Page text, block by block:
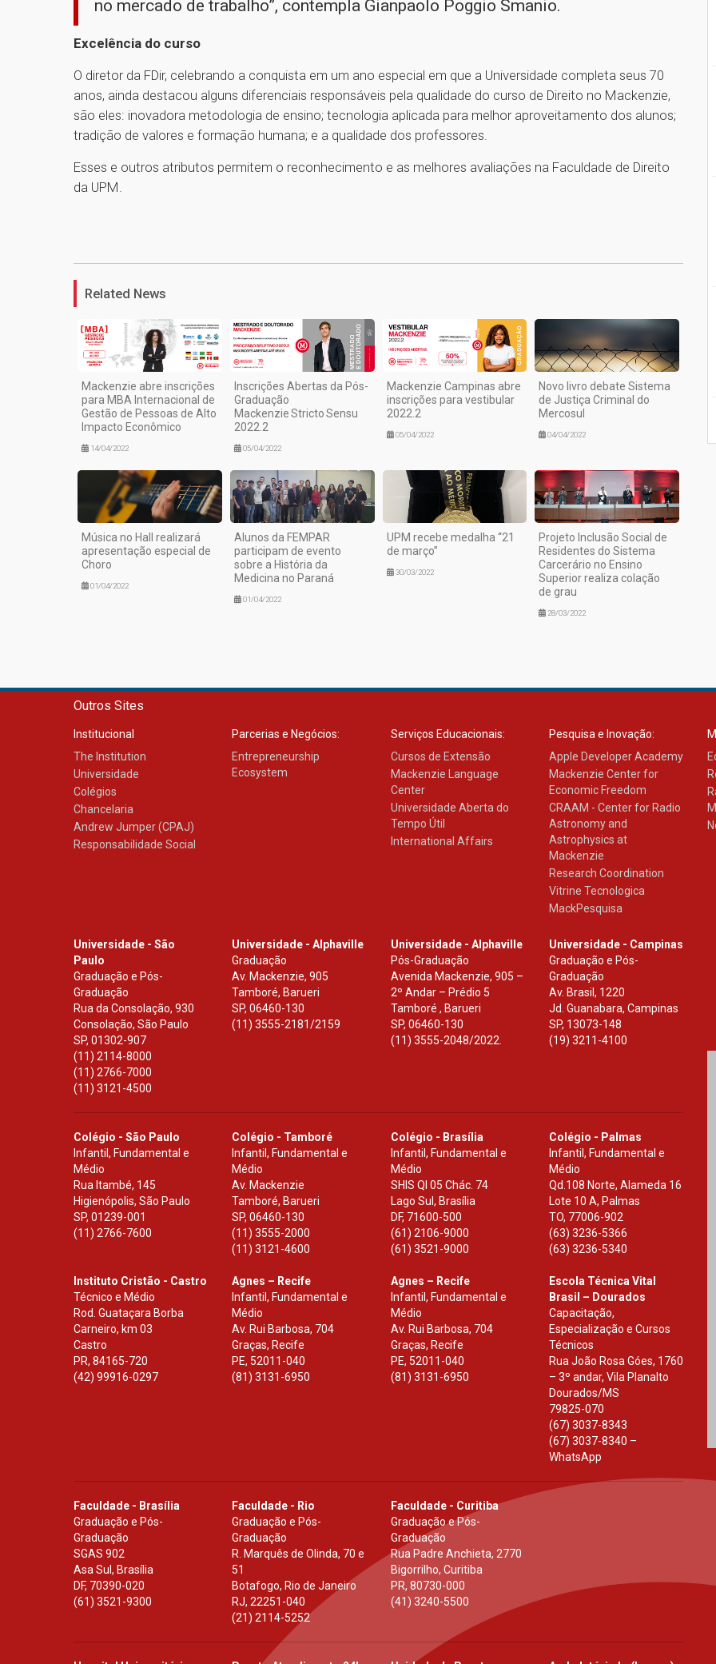
no mercado de trabalho”, contempla Gianpaolo Poggio Smanio.
Excelência do curso
O diretor da FDir, celebrando a conquista em um ano especial em que a Universidade completa seus 70
anos, ainda destacou alguns diferenciais responsáveis pela qualidade do curso de Direito no Mackenzie,
são eles: inovadora metodologia de ensino; tecnologia aplicada para melhor aproveitamento dos alunos;
tradição de valores e formação humana; e a qualidade dos professores.
Esses e outros atributos permitem o reconhecimento e as melhores avaliações na Faculdade de Direito
da UPM.
Related News
Mackenzie abre inscrições
para MBA Internacional de
Gestão de Pessoas de Alto
Impacto Econômico
14/04/2022
Inscrições Abertas da Pós-
Graduação
Mackenzie Stricto Sensu
2022.2
05/04/2022
Mackenzie Campinas abre
inscrições para vestibular
2022.2
05/04/2022
Novo livro debate Sistema
de Justiça Criminal do
Mercosul
04/04/2022
Música no Hall realizará
apresentação especial de
Choro
01/04/2022
Alunos da FEMPAR
participam de evento
sobre a História da
Medicina no Paraná
01/04/2022
UPM recebe medalha “21
de março”
30/03/2022
Projeto Inclusão Social de
Residentes do Sistema
Carcerário no Ensino
Superior realiza colação
de grau
28/03/2022
Outros Sites
Institucional
The Institution
Universidade
Colégios
Chancelaria
Andrew Jumper (CPAJ)
Responsabilidade Social
Parcerias e Negócios:
Entrepreneurship
Ecosystem
Serviços Educacionais:
Cursos de Extensão
Mackenzie Language
Center
Universidade Aberta do
Tempo Útil
International Affairs
Pesquisa e Inovação:
Apple Developer Academy
Mackenzie Center for
Economic Freedom
CRAAM - Center for Radio
Astronomy and
Astrophysics at
Mackenzie
Research Coordination
Vitrine Tecnologica
MackPesquisa
Universidade - São
Paulo
Graduação e Pós-
Graduação
Rua da Consolação, 930
Consolação, São Paulo
SP, 01302-907
(11) 2114-8000
(11) 2766-7000
(11) 3121-4500
Universidade - Alphaville
Graduação
Av. Mackenzie, 905
Tamboré, Barueri
SP,06460-130
(11) 3555-2181/2159
Universidade - Alphaville
Pós-Graduação
Avenida Mackenzie, 905 –
2º Andar – Prédio 5
Tamboré , Barueri
SP, 06460-130
(11) 3555-2048/2022.
Universidade - Campinas
Graduação e Pós-
Graduação
Av. Brasil, 1220
Jd. Guanabara, Campinas
SP, 13073-148
(19) 3211-4100
Colégio - São Paulo
Infantil, Fundamental e
Médio
Rua Itambé, 145
Higienópolis, São Paulo
SP, 01239-001
(11) 2766-7600
Colégio - Tamboré
Infantil, Fundamental e
Médio
Av. Mackenzie
Tamboré, Barueri
SP,06460-130
(11) 3555-2000
(11) 3121-4600
Colégio - Brasília
Infantil, Fundamental e
Médio
SHIS Ql 05 Chác. 74
Lago Sul, Brasília
DF, 71600-500
(61) 2106-9000
(61) 3521-9000
Colégio - Palmas
Infantil, Fundamental e
Médio
Qd.108 Norte, Alameda 16
Lote 10 A, Palmas
TO, 77006-902
(63) 3236-5366
(63) 3236-5340
Instituto Cristão - Castro
Técnico e Médio
Rod. Guataçara Borba
Carneiro, km 03
Castro
PR, 84165-720
(42) 99916-0297
Agnes – Recife
Infantil, Fundamental e
Médio
Av. Rui Barbosa, 704
Graças, Recife
PE, 52011-040
(81) 3131-6950
Agnes – Recife
Infantil, Fundamental e
Médio
Av. Rui Barbosa, 704
Graças, Recife
PE, 52011-040
(81) 3131-6950
Escola Técnica Vital
Brasil – Dourados
Capacitação,
Especialização e Cursos
Técnicos
Rua João Rosa Góes, 1760
– 3º andar, Vila Planalto
Dourados/MS
79825-070
(67) 3037-8343
(67) 3037-8340 –
WhatsApp
Faculdade - Brasília
Graduação e Pós-
Graduação
SGAS 902
Asa Sul, Brasília
DF, 70390-020
(61) 3521-9300
Faculdade - Rio
Graduação e Pós-
Graduação
R. Marquês de Olinda, 70 e
51
Botafogo, Rio de Janeiro
RJ,22251-040
(21) 2114-5252
Faculdade - Curitiba
Graduação e Pós-
Graduação
Rua Padre Anchieta, 2770
Bigorrilho, Curitiba
PR, 80730-000
(41) 3240-5500